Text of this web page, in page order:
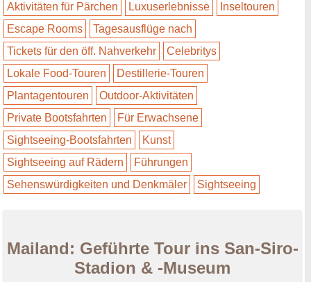
Aktivitäten für Pärchen
Luxuserlebnisse
Inseltouren
Escape Rooms
Tagesausflüge nach
Tickets für den öff. Nahverkehr
Celebritys
Lokale Food-Touren
Destillerie-Touren
Plantagentouren
Outdoor-Aktivitäten
Private Bootsfahrten
Für Erwachsene
Sightseeing-Bootsfahrten
Kunst
Sightseeing auf Rädern
Führungen
Sehenswürdigkeiten und Denkmäler
Sightseeing
Mailand: Geführte Tour ins San-Siro-
Stadion & -Museum